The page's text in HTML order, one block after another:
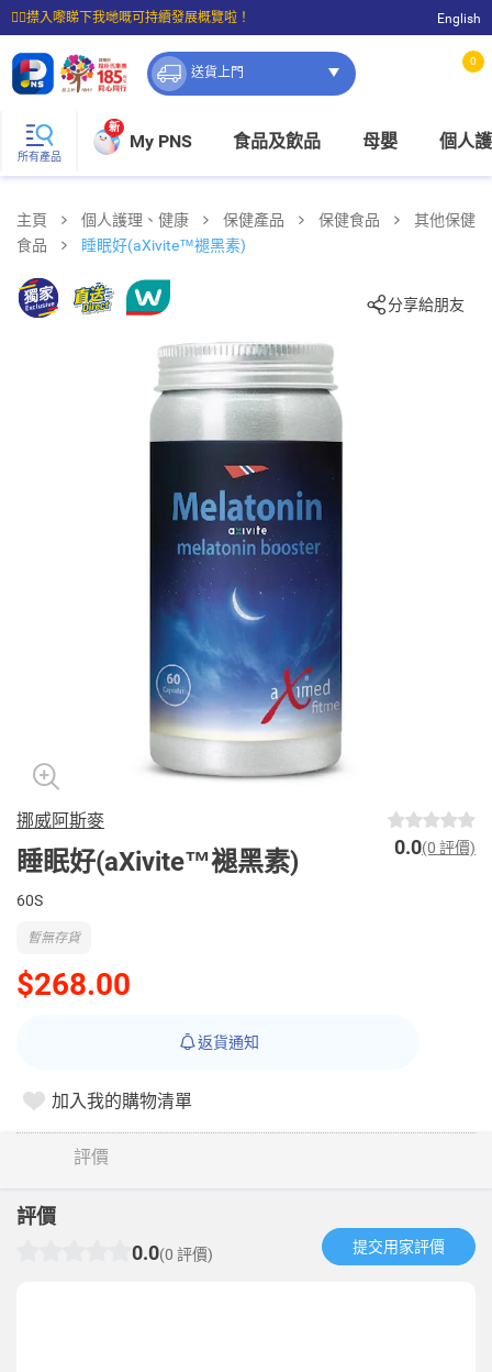
☝🏼㩒入嚟睇下我哋嘅可持續發展概覽啦！
⭐購物滿$399即享免費送貨；滿$100即可免費店取。
English
送貨上門
0
所有產品
新
My PNS 食品及飲品 母嬰 個人
主頁 個人護理、健康 保健產品 保健食品
其他保健
食品
睡眠好(aXivite™褪黑素)
分享給朋友
挪威阿斯麥
睡眠好(aXivite™褪黑素) 0.0(0 評價)
60S
$268.00
暫無存貨
返貨通知
加入我的購物清單
評價
評價
0.0(0 評價) 提交用家評價​